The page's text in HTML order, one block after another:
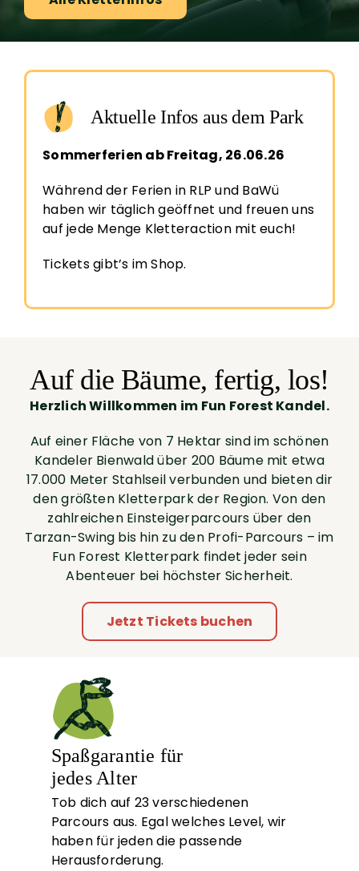
Aktuelle Infos aus dem Park
Sommerferien ab Freitag, 26.06.26
Während der Ferien in RLP und BaWü
haben wir täglich geöffnet und freuen uns
auf jede Menge Kletteraction mit euch!
Tickets gibt’s im Shop.
Auf die Bäume, fertig, los!
Herzlich Willkommen im Fun Forest Kandel.
Auf einer Fläche von 7 Hektar sind im schönen
Kandeler Bienwald über 200 Bäume mit etwa
17.000 Meter Stahlseil verbunden und bieten dir
den größten Kletterpark der Region. Von den
zahlreichen Einsteigerparcours über den
Tarzan-Swing bis hin zu den Profi-Parcours – im
Fun Forest Kletterpark findet jeder sein
Abenteuer bei höchster Sicherheit.
Jetzt Tickets buchen
Spaßgarantie für
jedes Alter
Tob dich auf 23 verschiedenen
Parcours aus. Egal welches Level, wir
haben für jeden die passende
Herausforderung.